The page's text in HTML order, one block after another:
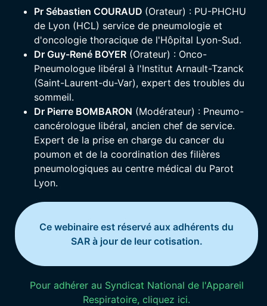
Pr Sébastien COURAUD (Orateur) : PU-PHCHU
de Lyon (HCL) service de pneumologie et
d'oncologie thoracique de l'Hôpital Lyon-Sud.
Dr Guy-René BOYER (Orateur) : Onco-
Pneumologue libéral à l'Institut Arnault-Tzanck
(Saint-Laurent-du-Var), expert des troubles du
sommeil.
Dr Pierre BOMBARON (Modérateur) : Pneumo-
cancérologue libéral, ancien chef de service.
Expert de la prise en charge du cancer du
poumon et de la coordination des filières
pneumologiques au centre médical du Parot
Lyon.
Ce webinaire est réservé aux adhérents du
SAR à jour de leur cotisation.
Pour adhérer au Syndicat National de l'Appareil
Respiratoire, cliquez ici.